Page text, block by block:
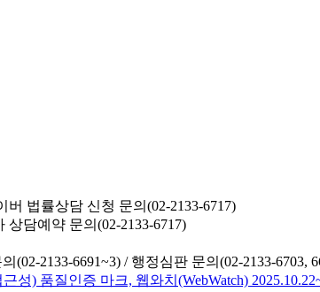
버 법률상담 신청 문의(02-2133-6717)
상담예약 문의(02-2133-6717)
(02-2133-6691~3) / 행정심판 문의(02-2133-6703,